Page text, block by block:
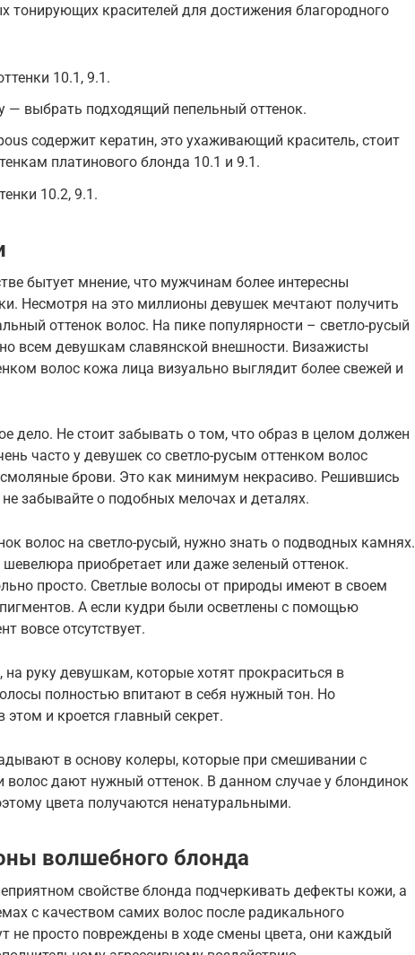
тонирующих красителей для достижения благородного
10.1, 9.1.
— выбрать подходящий пепельный оттенок.
содержит кератин, это ухаживающий краситель, стоит
платинового блонда 10.1 и 9.1.
10.2, 9.1.
бытует мнение, что мужчинам более интересны
Несмотря на это миллионы девушек мечтают получить
оттенок волос. На пике популярности – светло-русый
всем девушкам славянской внешности. Визажисты
волос кожа лица визуально выглядит более свежей и
дело. Не стоит забывать о том, что образ в целом должен
часто у девушек со светло-русым оттенком волос
брови. Это как минимум некрасиво. Решившись
забывайте о подобных мелочах и деталях.
волос на светло-русый, нужно знать о подводных камнях.
приобретает или даже зеленый оттенок.
просто. Светлые волосы от природы имеют в своем
А если кудри были осветлены с помощью
вовсе отсутствует.
на руку девушкам, которые хотят прокраситься в
полностью впитают в себя нужный тон. Но
и кроется главный секрет.
в основу колеры, которые при смешивании с
волос дают нужный оттенок. В данном случае у блондинок
цвета получаются ненатуральными.
волшебного блонда
свойстве блонда подчеркивать дефекты кожи, а
с качеством самих волос после радикального
не просто повреждены в ходе смены цвета, они каждый